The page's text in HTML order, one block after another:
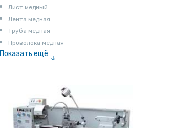
Лист медный
Лента медная
Труба медная
Проволока медная
Показать ещё